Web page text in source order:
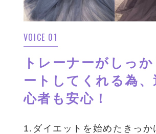
VOICE 01
トレーナーがしっ
ートしてくれる為、
心者も安心！
1.ダイエットを始めたきっか